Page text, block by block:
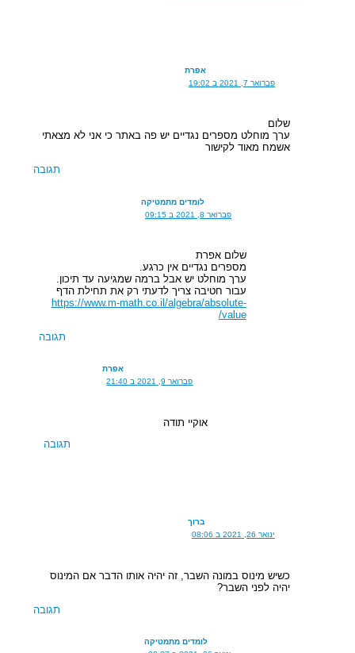
אפרת
פברואר 7, 2021 ב 19:02
שלום
ערך מוחלט מספרים נגדיים יש פה באתר כי אני לא מצאתי
אשמח מאוד לקישור
תגובה
לומדים מתמטיקה
פברואר 8, 2021 ב 09:15
שלום אפרת
מספרים נגדיים אין כרגע.
ערך מוחלט יש אבל ברמה שמגיעה עד תיכון.
עבור חטיבה צריך לדעתי רק את תחילת הדף
https://www.m-math.co.il/algebra/absolute-
value/
תגובה
אפרת
פברואר 9, 2021 ב 21:40
אוקיי תודה
תגובה
ברוך
ינואר 26, 2021 ב 08:06
כשיש מינוס במונה השבר, זה יהיה אותו הדבר אם המינוס
יהיה לפני השבר?
תגובה
לומדים מתמטיקה